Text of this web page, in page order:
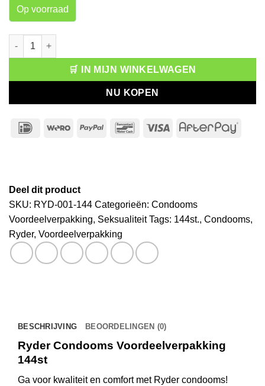
Op voorraad
Ryder Condooms Voordeelverpakking 144st aantal
🛒 IN MIJN WINKELWAGEN
NU KOPEN
IDeal Wero PayPal Bancontact
Visa
Deel dit product
SKU: RYD-001-144 Categorieën: Condooms
Voordeelverpakking, Seksualiteit Tags: 144st., Condooms,
Ryder, Voordeelverpakking
BESCHRIJVING BEOORDELINGEN (0)
Ryder Condooms Voordeelverpakking
144st
Ga voor kwaliteit en comfort met Ryder condooms!